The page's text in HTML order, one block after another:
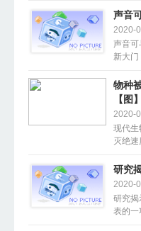
冷酷，
作，为
亿年
声音
2020-
声音
新大
左侧的
用已
物种
【图】
2020-
现代
灭绝
说：我
快。皮
的总
研究
2020-
研究
表的一